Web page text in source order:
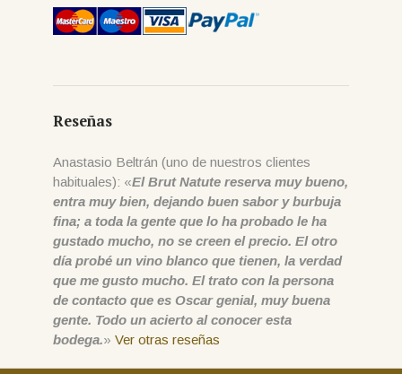
Reseñas
Anastasio Beltrán (uno de nuestros clientes
habituales): «El Brut Natute reserva muy bueno,
entra muy bien, dejando buen sabor y burbuja
fina; a toda la gente que lo ha probado le ha
gustado mucho, no se creen el precio. El otro
día probé un vino blanco que tienen, la verdad
que me gusto mucho. El trato con la persona
de contacto que es Oscar genial, muy buena
gente. Todo un acierto al conocer esta
bodega.» Ver otras reseñas